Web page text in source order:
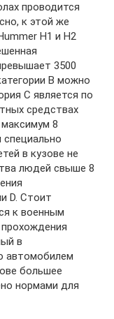
проводится
к этой же
H1 и H2
3500
В можно
С является по
средствах
8
специально
в кузове не
людей свыше 8
D. Стоит
к военным
в
автомобилем
большее
нормами для